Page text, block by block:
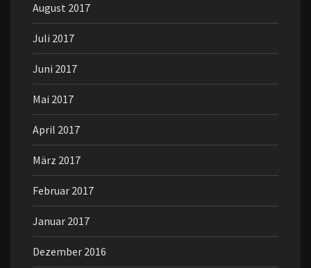
August 2017
Juli 2017
Juni 2017
Mai 2017
April 2017
März 2017
Februar 2017
Januar 2017
Dezember 2016